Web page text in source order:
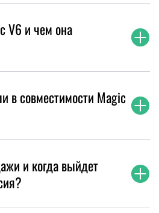
V6 и чем она
в совместимости Magic
и когда выйдет